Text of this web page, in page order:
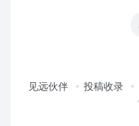
见远伙伴 投稿收录